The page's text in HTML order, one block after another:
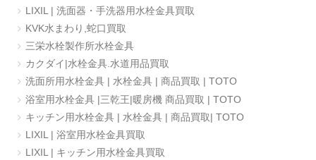
LIXIL | 洗面器・手洗器用水栓金具買取
KVK水まわり,蛇口買取
三栄水栓製作所水栓金具
カクダイ|水栓金具.水道用品買取
洗面所用水栓金具 | 水栓金具 | 商品買取 | TOTO
浴室用水栓金具 |三乾王|暖房機 商品買取 | TOTO
キッチン用水栓金具 | 水栓金具 | 商品買取| TOTO
LIXIL | 浴室用水栓金具買取
LIXIL | キッチン用水栓金具買取